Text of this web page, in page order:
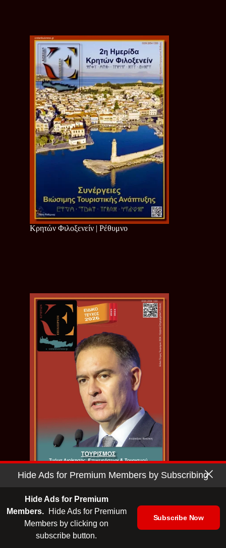
Κρητών Φιλοξενείν | Ρέθυμνο
Ειδικό Τεύχος Τουρισμού 2026 |
ΕΛΜΕΠΑ
Hide Ads for Premium Members by Subscribing
Hide Ads for Premium
Members.
Hide Ads for Premium
Members by clicking on
subscribe button.
Subscribe Now